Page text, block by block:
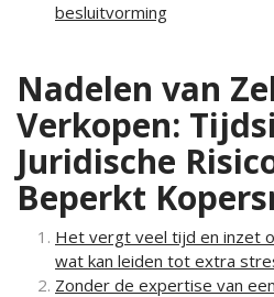
besluitvorming
Nadelen van
Verkopen:
Juridische
Beperkt
Het vergt veel tijd en inzet
wat kan leiden tot extra
Zonder de expertise van